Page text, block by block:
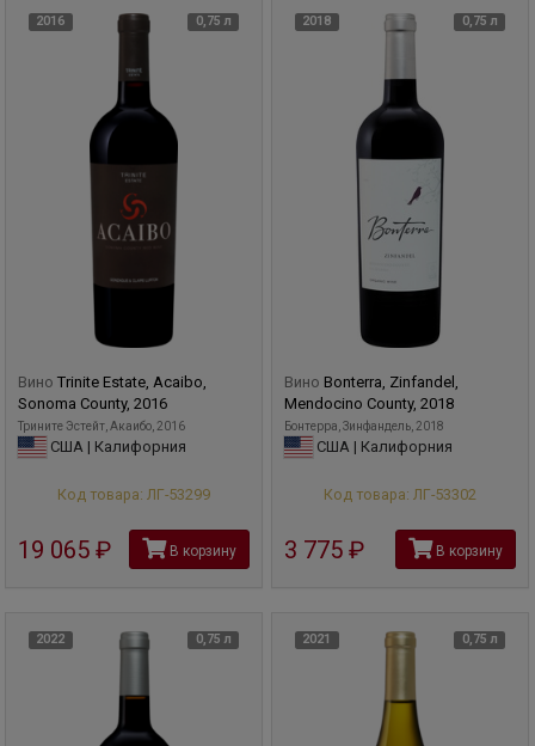
2016 0,75 л
Вино Trinite Estate, Acaibo,
Sonoma County, 2016
Трините Эстейт, Акаибо, 2016
США | Калифорния
Код товара: ЛГ-53299
19 065 рубВ корзину
2018 0,75 л
Вино Bonterra, Zinfandel,
Mendocino County, 2018
Бонтерра, Зинфандель, 2018
США | Калифорния
Код товара: ЛГ-53302
3 775 руб В корзину
2022 0,75 л 2021 0,75 л